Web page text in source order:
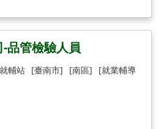
品管檢驗人員
就輔站 [臺南市] [南區]
[就業輔導